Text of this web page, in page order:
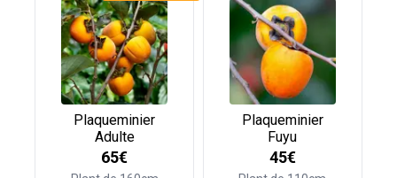
Plaqueminier
Adulte
65€
Plaqueminier
Fuyu
45€